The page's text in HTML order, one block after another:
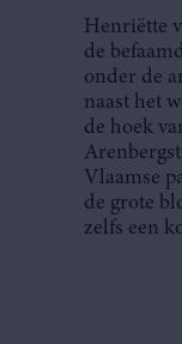
Henriëtte
de
onder de
naast het
de hoek
Vlaamse
de grote
zelfs een